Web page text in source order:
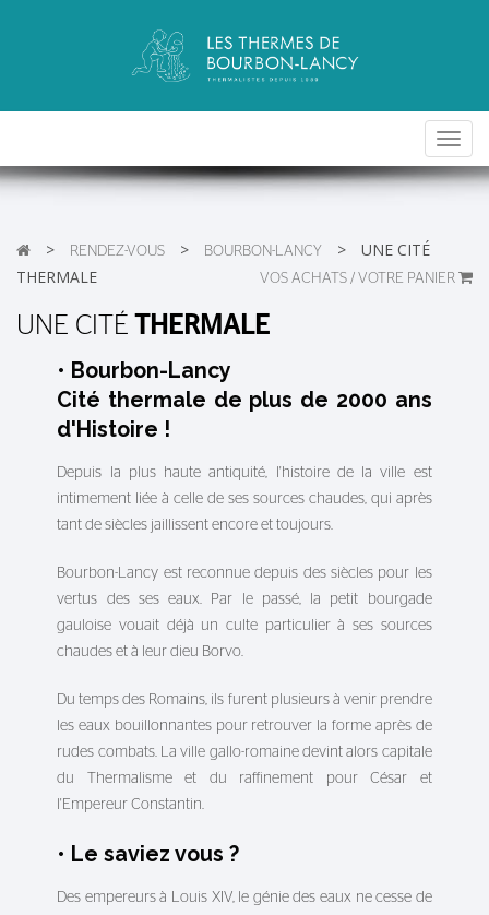
> RENDEZ-VOUS > BOURBON-LANCY >
UNE CITÉ
THERMALE
VOS ACHATS / VOTRE PANIER
UNE CITÉ THERMALE
• Bourbon-Lancy
Cité thermale de plus de 2000 ans
d'Histoire !
Depuis la plus haute antiquité, l'histoire de la ville est
intimement liée à celle de ses sources chaudes, qui après
tant de siècles jaillissent encore et toujours.
Bourbon-Lancy est reconnue depuis des siècles pour les
vertus des ses eaux. Par le passé, la petit bourgade
gauloise vouait déjà un culte particulier à ses sources
chaudes et à leur dieu Borvo.
Du temps des Romains, ils furent plusieurs à venir prendre
les eaux bouillonnantes pour retrouver la forme après de
rudes combats. La ville gallo-romaine devint alors capitale
du Thermalisme et du raffinement pour César et
l'Empereur Constantin.
• Le saviez vous ?
Des empereurs à Louis XIV, le génie des eaux ne cesse de